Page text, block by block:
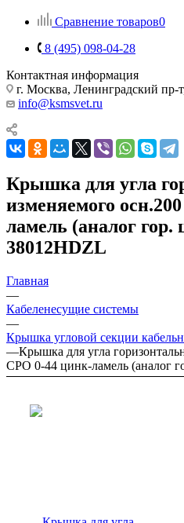
Сравнение товаров0
8 (495) 098-04-28
Контактная информация
г. Москва, Ленинградский пр-
info@ksmsvet.ru
Крышка для угла
изменяемого
ламель (аналог
38012HDZL
Главная
—
Кабеленесущие системы
—
Крышка угловой секции
—Крышка для угла
CPO 0-44 цинк-ламель (аналог